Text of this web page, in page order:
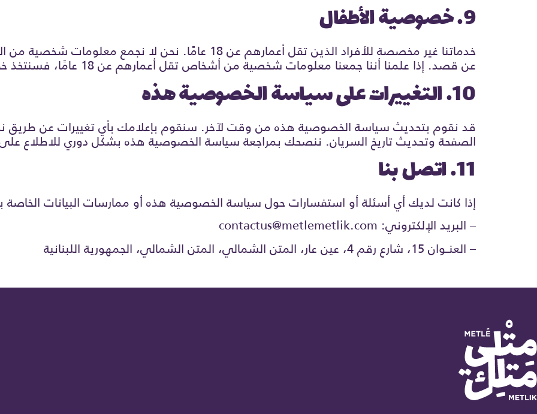
9. خصوصية الأطفال
عن قصد. إذا علمنا أننا جمعنا معلومات شخصية من أشخاص تقل أعمارهم عن 18 عامًا، فسنتخذ خطوات لحذف هذه المعلومات.
10. التغييرات على سياسة الخصوصية هذه
قد نقوم بتحديث سياسة الخصوصية هذه من وقت لآخر. سنقوم بإعلامك بأي تغييرات عن
الصفحة وتحديث تاريخ السريان. ننصحك بمراجعة سياسة الخصوصية هذه بشكل دوري للاطلاع
11. اتصل بنا
إذا كانت لديك أي أسئلة أو استفسارات حول سياسة الخصوصية هذه أو ممارسات البيانات الخاصة
– البريد الإلكتروني: contactus@metlemetlik.com
– العنــوان 15، شارع رقم 4، عين عار، المتن الشمالي، المتن الشمالي، الجمهورية اللبنانية